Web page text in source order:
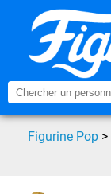
Figurine Pop >